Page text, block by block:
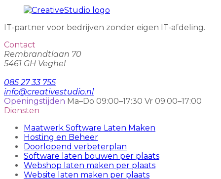
IT-partner voor bedrijven zonder eigen IT-afdeling.
Contact
Rembrandtlaan 70
5461 GH Veghel
085 27 33 755
info@creativestudio.nl
Openingstijden Ma–Do 09:00–17:30 Vr 09:00–17:00
Diensten
Maatwerk Software Laten Maken
Hosting en Beheer
Doorlopend verbeterplan
Software laten bouwen per plaats
Webshop laten maken per plaats
Website laten maken per plaats